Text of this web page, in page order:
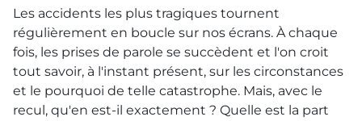
Les accidents les plus tragiques tournent
régulièrement en boucle sur nos écrans. À chaque
fois, les prises de parole se succèdent et l'on croit
tout savoir, à l'instant présent, sur les circonstances
et le pourquoi de telle catastrophe. Mais, avec le
recul, qu'en est-il exactement ? Quelle est la part